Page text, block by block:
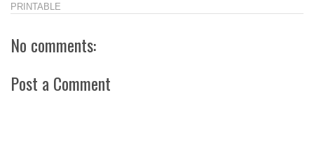
PRINTABLE
No comments:
Post a Comment